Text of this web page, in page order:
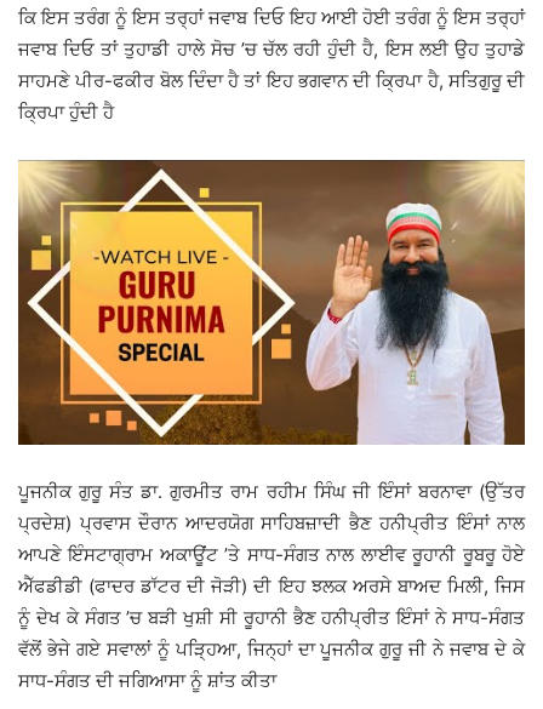
ਕਿ ਇਸ ਤਰੰਗ ਨੂੰ ਇਸ ਤਰ੍ਹਾਂ ਜਵਾਬ ਦਿਓ ਇਹ ਆਈ ਹੋਈ ਤਰੰਗ ਨੂੰ ਇਸ ਤਰ੍ਹਾਂ
ਜਵਾਬ ਦਿਓ ਤਾਂ ਤੁਹਾਡੀ ਹਾਲੇ ਸੋਚ ’ਚ ਚੱਲ ਰਹੀ ਹੁੰਦੀ ਹੈ, ਇਸ ਲਈ ਉਹ ਤੁਹਾਡੇ
ਸਾਹਮਣੇ ਪੀਰ-ਫਕੀਰ ਬੋਲ ਦਿੰਦਾ ਹੈ ਤਾਂ ਇਹ ਭਗਵਾਨ ਦੀ ਕ੍ਰਿਪਾ ਹੈ, ਸਤਿਗੁਰੂ ਦੀ
ਕ੍ਰਿਪਾ ਹੁੰਦੀ ਹੈ
ਪੂਜਨੀਕ ਗੁਰੂ ਸੰਤ ਡਾ. ਗੁਰਮੀਤ ਰਾਮ ਰਹੀਮ ਸਿੰਘ ਜੀ ਇੰਸਾਂ ਬਰਨਾਵਾ (ਉੱਤਰ
ਪ੍ਰਦੇਸ਼) ਪ੍ਰਵਾਸ ਦੌਰਾਨ ਆਦਰਯੋਗ ਸਾਹਿਬਜ਼ਾਦੀ ਭੈਣ ਹਨੀਪ੍ਰੀਤ ਇੰਸਾਂ ਨਾਲ
ਆਪਣੇ ਇੰਸਟਾਗ੍ਰਾਮ ਅਕਾਊਂਟ ’ਤੇ ਸਾਧ-ਸੰਗਤ ਨਾਲ ਲਾਈਵ ਰੂਹਾਨੀ ਰੂਬਰੂ ਹੋਏ
ਐੱਫਡੀਡੀ (ਫਾਦਰ ਡਾੱਟਰ ਦੀ ਜੋੜੀ) ਦੀ ਇਹ ਝਲਕ ਅਰਸੇ ਬਾਅਦ ਮਿਲੀ, ਜਿਸ
ਨੂੰ ਦੇਖ ਕੇ ਸੰਗਤ ’ਚ ਬੜੀ ਖੁਸ਼ੀ ਸੀ ਰੂਹਾਨੀ ਭੈਣ ਹਨੀਪ੍ਰੀਤ ਇੰਸਾਂ ਨੇ ਸਾਧ-ਸੰਗਤ
ਵੱਲੋਂ ਭੇਜੇ ਗਏ ਸਵਾਲਾਂ ਨੂੰ ਪੜਿ੍ਹਆ, ਜਿਨ੍ਹਾਂ ਦਾ ਪੂਜਨੀਕ ਗੁਰੂ ਜੀ ਨੇ ਜਵਾਬ ਦੇ ਕੇ
ਸਾਧ-ਸੰਗਤ ਦੀ ਜਗਿਆਸਾ ਨੂੰ ਸ਼ਾਂਤ ਕੀਤਾ